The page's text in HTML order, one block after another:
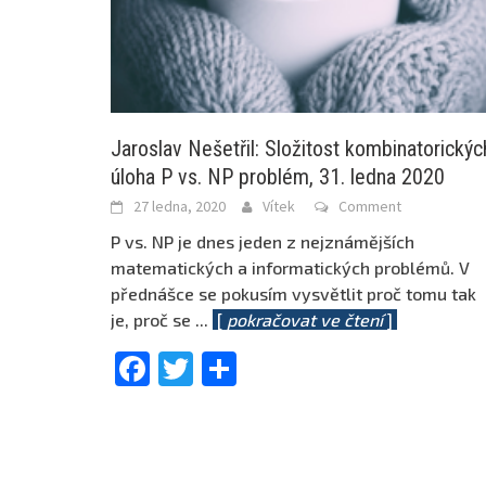
Jaroslav Nešetřil: Složitost
úloha P vs. NP problém, 31. ledna 2020
27 ledna, 2020 Vítek Comment
P vs. NP je dnes jeden z nejznámějších
matematických a informatických problémů. V
přednášce se pokusím vysvětlit proč tomu tak
je, proč se ... [ pokračovat ve čtení]
Facebook
Twitter